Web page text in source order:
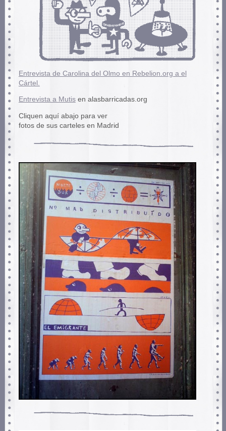
Entrevista de Carolina del Olmo en Rebelion.org a el
Cártel.
Entrevista a Mutisen alasbarricadas.org
Cliquen aquí abajo para ver
fotos de sus carteles en Madrid